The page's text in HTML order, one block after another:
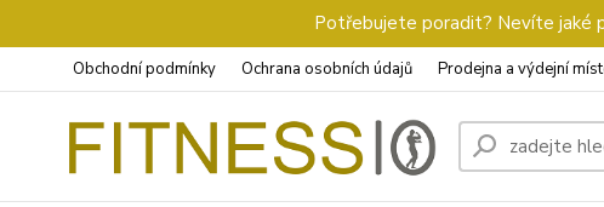
Potřebujete poradit? Nevíte jaké
Obchodní podmínky Ochrana osobních údajů Prodejna a výdejní